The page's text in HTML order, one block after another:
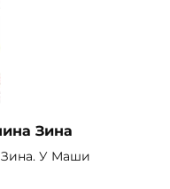
Зина
Зина. У Маши